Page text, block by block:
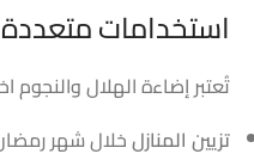
استخدامات
تُعتبر إضاءة الهلال والنجوم
تزيين المنازلخلال شهر